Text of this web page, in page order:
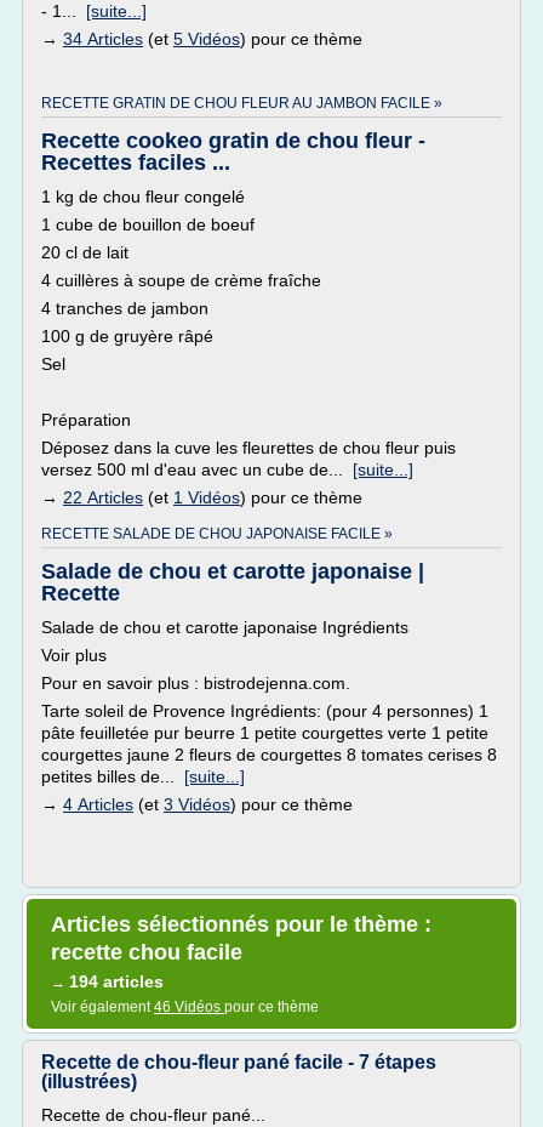
- 1... [suite...]
→ 34 Articles (et 5 Vidéos) pour ce thème
RECETTE GRATIN DE CHOU FLEUR AU JAMBON FACILE »
Recette cookeo gratin de chou fleur -
Recettes faciles ...
1 kg de chou fleur congelé
1 cube de bouillon de boeuf
20 cl de lait
4 cuillères à soupe de crème fraîche
4 tranches de jambon
100 g de gruyère râpé
Sel
Préparation
Déposez dans la cuve les fleurettes de chou fleur puis
versez 500 ml d'eau avec un cube de... [suite...]
→ 22 Articles (et 1 Vidéos) pour ce thème
RECETTE SALADE DE CHOU JAPONAISE FACILE »
Salade de chou et carotte japonaise |
Recette
Salade de chou et carotte japonaise Ingrédients
Voir plus
Pour en savoir plus : bistrodejenna.com.
Tarte soleil de Provence Ingrédients: (pour 4 personnes) 1
pâte feuilletée pur beurre 1 petite courgettes verte 1 petite
courgettes jaune 2 fleurs de courgettes 8 tomates cerises 8
petites billes de... [suite...]
→ 4 Articles (et 3 Vidéos) pour ce thème
Articles sélectionnés pour le thème :
recette chou facile
→ 194 articles
Voir également46 Vidéos pour ce thème
Recette de chou-fleur pané facile - 7 étapes
(illustrées)
Recette de chou-fleur pané...